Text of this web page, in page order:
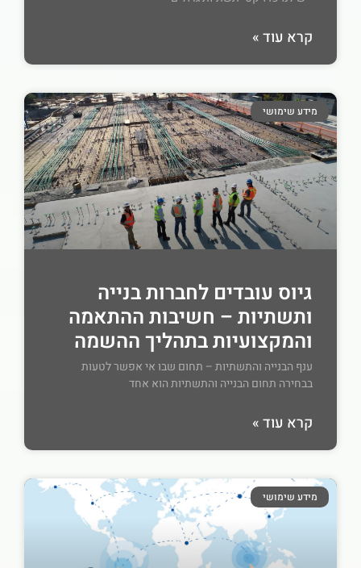
קרא עוד »
מידע שימושי
גיוס עובדים לחברות בנייה
ותשתיות – חשיבות ההתאמה
והמקצועיות בתהליך ההשמה
ענף הבנייה והתשתיות – תחום שבו אי אפשר לטעות
בבחירה תחום הבנייה והתשתיות הוא אחד
קרא עוד »
מידע שימושי